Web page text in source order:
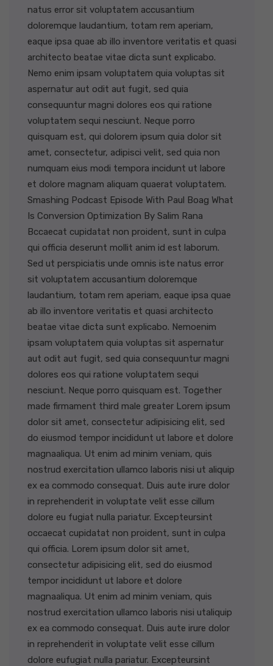
natus error sit voluptatem accusantium
doloremque laudantium, totam rem aperiam,
eaque ipsa quae ab illo inventore veritatis et quasi
architecto beatae vitae dicta sunt explicabo.
Nemo enim ipsam voluptatem quia voluptas sit
aspernatur aut odit aut fugit, sed quia
consequuntur magni dolores eos qui ratione
voluptatem sequi nesciunt. Neque porro
quisquam est, qui dolorem ipsum quia dolor sit
amet, consectetur, adipisci velit, sed quia non
numquam eius modi tempora incidunt ut labore
et dolore magnam aliquam quaerat voluptatem.
Smashing Podcast Episode With Paul Boag What
Is Conversion Optimization By Salim Rana
Bccaecat cupidatat non proident, sunt in culpa
qui officia deserunt mollit anim id est laborum.
Sed ut perspiciatis unde omnis iste natus error
sit voluptatem accusantium doloremque
laudantium, totam rem aperiam, eaque ipsa quae
ab illo inventore veritatis et quasi architecto
beatae vitae dicta sunt explicabo. Nemoenim
ipsam voluptatem quia voluptas sit aspernatur
aut odit aut fugit, sed quia consequuntur magni
dolores eos qui ratione voluptatem sequi
nesciunt. Neque porro quisquam est. Together
made firmament third male greater Lorem ipsum
dolor sit amet, consectetur adipisicing elit, sed
do eiusmod tempor incididunt ut labore et dolore
magnaaliqua. Ut enim ad minim veniam, quis
nostrud exercitation ullamco laboris nisi ut aliquip
ex ea commodo consequat. Duis aute irure dolor
in reprehenderit in voluptate velit esse cillum
dolore eu fugiat nulla pariatur. Excepteursint
occaecat cupidatat non proident, sunt in culpa
qui officia. Lorem ipsum dolor sit amet,
consectetur adipisicing elit, sed do eiusmod
tempor incididunt ut labore et dolore
magnaaliqua. Ut enim ad minim veniam, quis
nostrud exercitation ullamco laboris nisi utaliquip
ex ea commodo consequat. Duis aute irure dolor
in reprehenderit in voluptate velit esse cillum
dolore eufugiat nulla pariatur. Excepteursint